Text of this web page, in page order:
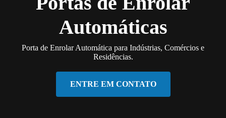
Automáticas
Porta de Enrolar Automática para Indústrias, Comércios e
Residências.
ENTRE EM CONTATO